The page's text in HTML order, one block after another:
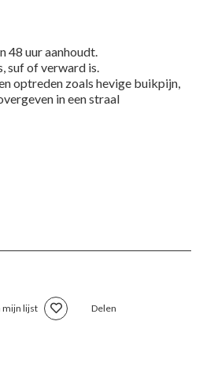
48 uur aanhoudt.
suf of verward is.
optreden zoals hevige buikpijn,
in een straal
mijn lijst Delen